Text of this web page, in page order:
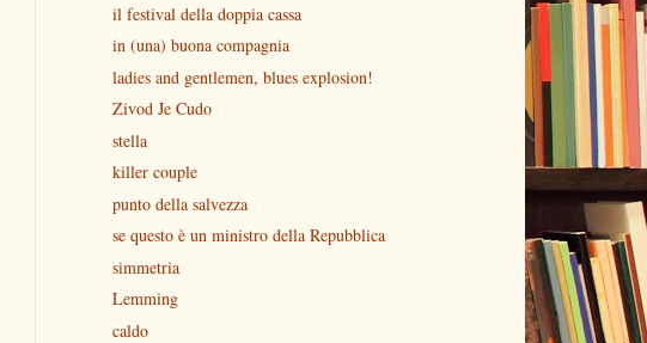
il festival della doppia cassa
in (una) buona compagnia
ladies and gentlemen, blues explosion!
Zivod Je Cudo
stella
killer couple
punto della salvezza
se questo è un ministro della Repubblica
simmetria
Lemming
caldo